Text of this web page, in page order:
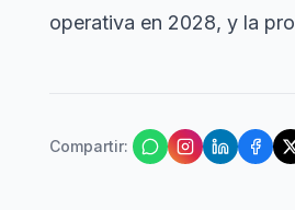
operativa en 2028, y la
Compartir: